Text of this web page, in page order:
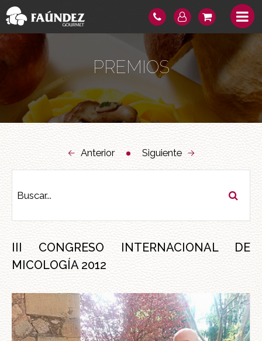
PREMIOS
Anterior Siguiente
III CONGRESO INTERNACIONAL DE
MICOLOGÍA 2012